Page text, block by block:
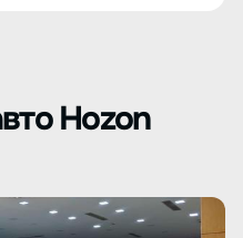
Hozon